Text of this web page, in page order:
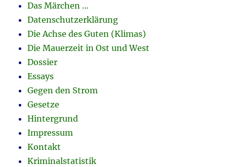
Das Märchen …
Datenschutzerklärung
Die Achse des Guten (Klimas)
Die Mauerzeit in Ost und West
Dossier
Essays
Gegen den Strom
Gesetze
Hintergrund
Impressum
Kontakt
Kriminalstatistik